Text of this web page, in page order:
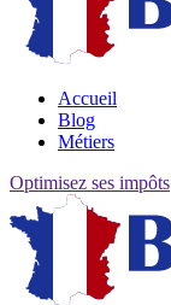
Accueil
Blog
Métiers
Optimisez ses impôts